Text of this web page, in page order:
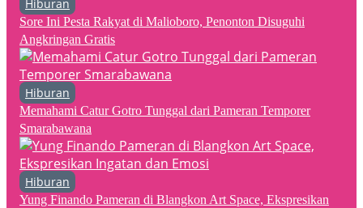
Hiburan
Sore Ini Pesta Rakyat di Malioboro, Penonton Disuguhi
Angkringan Gratis
Hiburan
Memahami Catur Gotro Tunggal dari Pameran Temporer
Smarabawana
Hiburan
Yung Finando Pameran di Blangkon Art Space, Ekspresikan